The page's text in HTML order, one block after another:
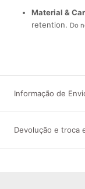
Material &
retention. Do
Informação de
Devolução e troca